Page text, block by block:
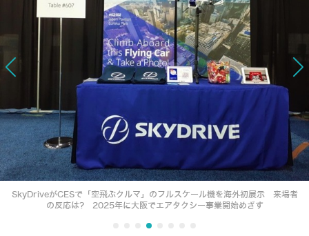
SkyDriveがCESで「空飛ぶクルマ」のフルスケール機を海外初展示 来場者
の反応は? 2025年に大阪でエアタクシー事業開始めざす